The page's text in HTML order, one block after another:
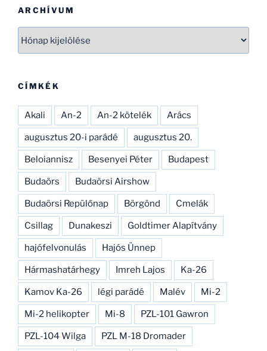
ARCHÍVUM
CÍMKÉK
Akali An-2 An-2 kötelék Arács
augusztus 20-i parádé augusztus 20.
Beloiannisz Besenyei Péter Budapest
Budaörs Budaörsi Airshow
Budaörsi Repülőnap Börgönd Cmelák
Csillag Dunakeszi Goldtimer Alapítvány
hajófelvonulás Hajós Ünnep
Hármashatárhegy Imreh Lajos Ka-26
Kamov Ka-26 légi parádé Malév Mi-2
Mi-2 helikopter Mi-8 PZL-101 Gawron
PZL-104 Wilga PZL M-18 Dromader